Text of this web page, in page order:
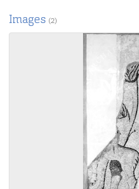
Images (2)